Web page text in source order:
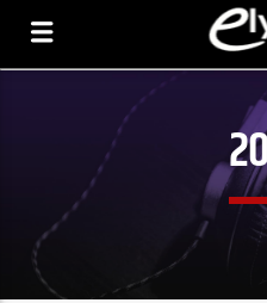
RADIO
POSITIVE ET